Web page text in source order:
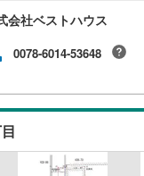
会社ベストハウス
0078-6014-53648
神戸電鉄粟生線
55)
北条鉄道(1)
京都丹後鉄道宮舞線